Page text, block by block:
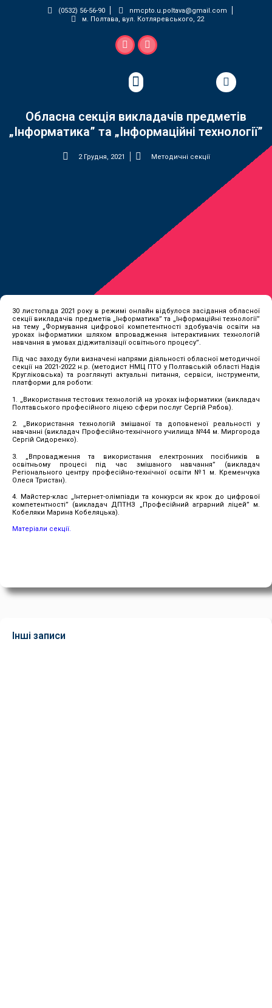
(0532) 56-56-90
nmcpto.u.poltava@gmail.com
м. Полтава, вул. Котляревського, 22
Обласна секція викладачів предметів
„Інформатика” та „Інформаційні технології”
2 Грудня, 2021 Методичні секції
30 листопада 2021 року в режимі онлайн відбулося засідання обласної
секції викладачів предметів „Інформатика” та „Інформаційні технології”
на тему „Формування цифрової компетентності здобувачів освіти на
уроках інформатики шляхом впровадження інтерактивних технологій
навчання в умовах діджиталізації освітнього процесу”.
Під час заходу були визначені напрями діяльності обласної методичної
секції на 2021-2022 н.р. (методист НМЦ ПТО у Полтавській області Надія
Кругліковська) та розглянуті актуальні питання, сервіси, інструменти,
платформи для роботи:
1. „Використання тестових технологій на уроках інформатики (викладач
Полтавського професійного ліцею сфери послуг Сергій Рябов).
2. „Використання технологій змішаної та доповненої реальності у
навчанні (викладач Професійно-технічного училища №44 м. Миргорода
Сергій Сидоренко).
3. „Впровадження та використання електронних посібників в
освітньому процесі під час змішаного навчання” (викладач
Регіонального центру професійно-технічної освіти №1 м. Кременчука
Олеся Тристан).
4. Майстер-клас „Інтернет-олімпіади та конкурси як крок до цифрової
компетентності” (викладач ДПТНЗ „Професійний аграрний ліцей” м.
Кобеляки Марина Кобеляцька).
Матеріали секції.
Інші записи